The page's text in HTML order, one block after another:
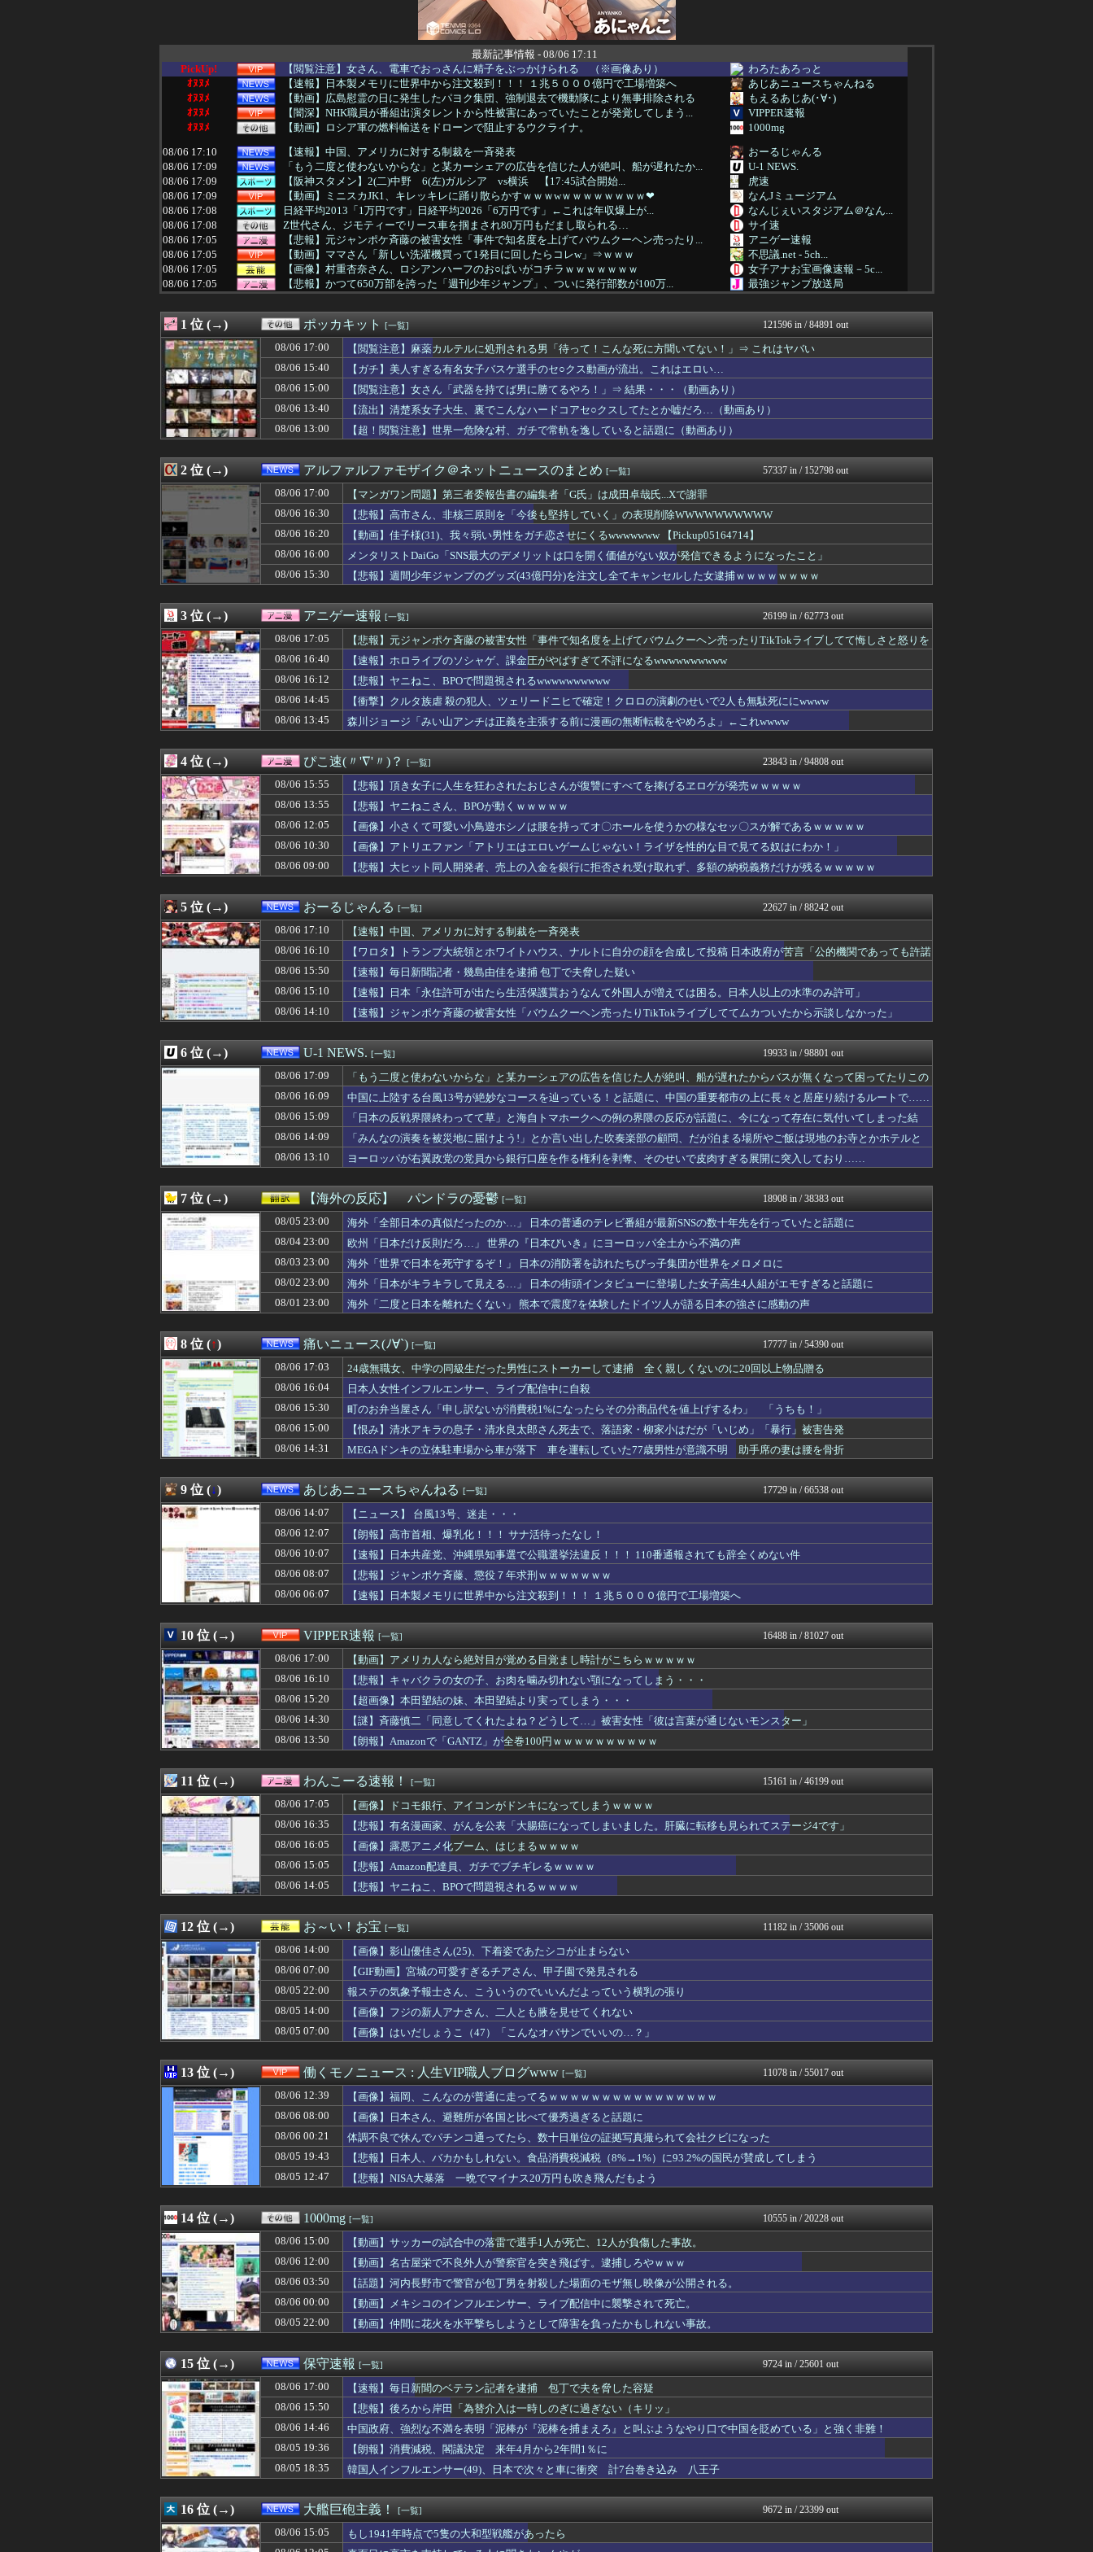
最新記事情報 - 08/06 17:11
PickUp!
【閲覧注意】女さん、電車でおっさんに精子をぶっかけられる （※画像あり）
わろたあろっと
ｵﾇﾇﾒ
【速報】日本製メモリに世界中から注文殺到！！！ １兆５０００億円で工場増築へ
あじあニュースちゃんねる
ｵﾇﾇﾒ
【動画】広島慰霊の日に発生したパヨク集団、強制退去で機動隊により無事排除される
もえるあじあ(･∀･)
ｵﾇﾇﾒ
【闇深】NHK職員が番組出演タレントから性被害にあっていたことが発覚してしまう...
VIPPER速報
ｵﾇﾇﾒ
【動画】ロシア軍の燃料輸送をドローンで阻止するウクライナ。
1000mg
08/06 17:10
【速報】中国、アメリカに対する制裁を一斉発表
おーるじゃんる
08/06 17:09
「もう二度と使わないからな」と某カーシェアの広告を信じた人が絶叫、船が遅れたか...
U-1 NEWS.
08/06 17:09
【阪神スタメン】2(二)中野 6(左)ガルシア vs横浜 【17:45試合開始...
虎速
08/06 17:09
【動画】ミニスカJK1、キレッキレに踊り散らかすｗｗｗwｗｗｗｗｗｗｗｗ❤
なんJミュージアム
08/06 17:08
日経平均2013「1万円です」日経平均2026「6万円です」←これは年収爆上が...
なんじぇいスタジアム＠なん...
08/06 17:08
Z世代さん、ジモティーでリース車を掴まされ80万円もだまし取られる…
サイ速
08/06 17:05
【悲報】元ジャンポケ斉藤の被害女性「事件で知名度を上げてバウムクーヘン売ったり...
アニゲー速報
08/06 17:05
【動画】ママさん「新しい洗濯機買って1発目に回したらコレw」⇒ｗｗｗ
不思議.net - 5ch...
08/06 17:05
【画像】村重杏奈さん、ロシアンハーフのお○ぱいがコチラｗｗｗｗｗｗｗ
女子アナお宝画像速報－5c...
08/06 17:05
【悲報】かつて650万部を誇った「週刊少年ジャンプ」、ついに発行部数が100万...
最強ジャンプ放送局
08/06 17:05
まなみ「伝説で最強のアイドル、玲音ちゃんです！」舞「あ゛？」
えすえすログ
08/06 17:05
【画像】ドコモ銀行、アイコンがドンキになってしまうｗｗｗｗ
わんこーる速報！
08/06 17:04
オフ会で出会った彼と付き合う事になった。だがその数カ月後……たまたま見た身分証...
おにひめちゃんの監視部屋-...
08/06 17:03
24歳無職女、中学の同級生だった男性にストーカーして逮捕 全く親しくないのに2...
痛いニュース(ﾉ∀`)
08/06 17:00
少年ジャンプ、発行部数100万部を割る もう電車でジャンプ読むやつ見ないもんな
08/06 17:00
【艦これ】今から提督に着任するなら皆吹雪初期艦なんだろうか
08/06 17:00
私の誕生日に旦那飲みに行く
おにひめちゃんの監視部屋-...
08/06 17:00
偽警察官「お前を家宅捜索する！自宅に現金があると逮捕されるぞ！」→4億千万円騙...
投資ちゃんねる
08/06 17:00
【マンガワン問題】第三者委報告書の編集者「G氏」は成田卓哉氏...Xで謝罪
08/06 17:00
堤礼実アナ 「朗読劇」ヴィジュアル撮影！！【GIF動画あり】
アナきゃぷ速報
08/06 17:00
【動画】アメリカ人なら絶対目が覚める目覚まし時計がこちらｗｗｗｗｗ
VIPPER速報
08/06 17:00
【悲報】ヤニねこ、BPOで問題視されるwwwwwwwwwwwwwwwwwwww...
08/06 17:00
【ラブライブ！】5回目の金沢一人旅僕流石に寂しくなってくる
コンテンツ・声優 | ラブ...
08/06 17:00
株式投資、若年男性の自信喪失の原因に-6割超が「人生の敗者」自認
みそパンNEWS
08/06 17:00
英語聞き取れなさすぎワロタｗｗ
ふぇー速
08/06 17:00
海外「アメリカ経済やばい説。日本円の安定化に取り組んだのもこれが原因か？」
ガラパゴスジャパン - 海...
08/06 17:00
【速報】毎日新聞のベテラン記者を逮捕 包丁で夫を脅した容疑
保守速報
08/06 17:00
田村真佑『私のDカップをもっと知って』←これ
乃木通 乃木坂46櫻坂46...
08/06 17:00
【閲覧注意】麻薬カルテルに処刑される男「待って！こんな死に方聞いてない！」⇒ ...
ポッカキット
08/06 17:00
このスニーカー買っていい？
ファ板速報
08/06 17:00
DSで遊んだゲームで一番の神ゲーは
カンダタ速報
08/06 16:58
【悲報】横浜DeNAベイスターズの選手写真、geminiｗｗｗｗｗｗｗｗ
なんじぇいスタジアム＠なん...
08/06 16:57
ドラッグストア勤務中。カード払いの商品を現金で返金してほしいと言い張る女性客。...
08/06 16:57
食いつくし系の彼女に冷めたので別れようと思うんだけど、これどう思う？
08/06 16:56
RUELLE、女性誌メディア『arweb』にて新作アクティブウェア6型が掲載
ファ板速報
08/06 16:55
韓国の飲食店で「こぼれたビールを再提供？」…衝撃映像が拡散、衛生管理に批判殺到...
国難にあってもの申す！！
08/06 16:53
【日向坂46】公式からの注意喚起、ヤフートップに掲載される
日向坂46まとめ速報
08/06 16:52
【速報】かっこいいアスリート調査 1位 中村敬斗（サッカー） 2位 高橋藍（バ...
【サッカー まとめ】サカラ...
08/06 16:50
【悲劇】20年間騙し続けた妻…長男は本当の息子じゃなかった。その真実があまりに...
気団まとめ-噫無情-｜嫁・...
08/06 16:50
『あ～〇〇ねぇ～』みたいな言い回しが嫌い。彼女が言った瞬間、イラッときて...
かぞくちゃんねる
08/06 16:48
Lパチスロ 革命機ヴァルヴレイヴ2の公式スマホゲームアプリが配信開始！アプリ独...
スロ板-RUSH
08/06 16:47
【速報】堂本光一さん、左目のコンタクトが曇ってしまったため急遽ステージ上で洗う...
08/06 16:47
お姫様だっこを夢見る肥満な私、プールである子供達に「肥満！」「肥満だ！」と騒が...
おにひめちゃんの監視部屋-...
08/06 16:46
【画像】オタク「実際にプレイしたらわかるけどライザは友達って感じで性的な目では...
異世界転生まとめ速報
08/06 16:46
海外「嘘だろ」4千万円を恐喝した日本人の手口に海外びっくり仰天！（海外の反応）
海外のお前ら 海外の反応
08/06 16:45
底辺高校出身だけど勉強しまくって上位大学に進学した結果w
ふぇー速
08/06 16:45
【画像】超清楚系シンガーソングライター、グラビアが可愛すぎるwwww“虫博士”...
もきゅ速(*´ω`*)人(...
08/06 16:45
岩合さんの猫のポストカードが結構あるの
まぐろとにぼし
08/06 16:45
【画像】ポリコレ卒業のカプコン、スト6に可愛すぎるフィリピン人キャラ実装！
08/06 16:43
30歳以上でアルバイトしてるおっさんの正体ｗｗ
ふぇー速
「みんなで大家さん」約2881億円の債務超過
なんじぇいスタジアム＠なん...
08/06 16:42
熊本･八代港で自衛隊の「病院船」が医療提供開始、診察と薬剤処方…被災者向け大浴...
08/06 16:40
井上和ちゃん、湾岸スタジオで警備員に止められるｗ【乃木坂46】
坂道情報通～乃木坂46まと...
08/06 16:40
【速報】ホロライブのソシャゲ、課金圧がやばすぎて不評になるwwwwwwwwww
アニゲー速報
08/06 16:40
2位『イオン』3位『ヤオコー』【一番お寿司が美味しいと思うスーパー】1位がこち...
スコールちゃんねる｜２ちゃ...
08/06 16:39
友人「冗談じゃん」彼女「やめてよ…」→居酒屋での悪ノリが原因で、なぜか俺まで責...
08/06 16:39
四捨五入したら還暦のリアル婆なのに電車で痴漢に遭った。人に言ったら「自意識過剰...
おにひめちゃんの監視部屋-...
08/06 16:39
アルバイトの教育で悩んでる。その人はマニュアルを暗記して機械のように繰り返すロ...
おうち速報
【悲報】石破茂さん「高市内閣のやり方は強引だ！」支持率下落の理由を指摘 → ﾈ...
政経ワロスまとめニュース♪
08/06 16:38
昔の子育てって、どうやってやっていたんだろうと思うこと
おにひめちゃんの監視部屋-...
08/06 16:36
学びたい分野のある私立大学を第一志望にした。それを担任に伝えたら「お前の言う学...
修羅場ライフ速報
08/06 16:35
【唖然】平成前期のギャルJK「茶髪です。超ミニです。ルーズです。下着はテカテカ...
不思議.net - 5ch...
08/06 16:35
アラフィフ正社員の男性が若い20代の可愛い女の子以外には挨拶をしない
子育てちゃんねる
08/06 16:35
【悲報】有名漫画家、がんを公表「大腸癌になってしまいました。肝臓に転移も見られ...
わんこーる速報！
08/06 16:34
【画像】小学生姫ギャルモデルのりりぴ（12）、最新の姿に「痩せすぎ」「大丈夫？...
筋肉速報
08/06 16:33
【NBA】ラメロ・ボールの旧宅の内部が公開され、独特な内装が話題に
08/06 16:33
料理中に胸元を火傷したので絆創膏を貼った。それを「キスマークを隠してる」と思い...
修羅の華-家庭・生活まとめ
08/06 16:33
美人母「17歳で産んだ子供が高校卒業した」ﾊﾟｼｬｯ←600万いいね
いたしん！
08/06 16:32
【尾田君抹消】中日ファン集合【鵜飼登録】
なんじぇいスタジアム＠なん...
【悲報】桐谷さん「人生かけて7億円貯めたのにガンで死ぬかも。もっと素直に遊べば...
おうまがタイムズ
08/06 16:31
【嗚咽】元嗚咽・・今日もイライラしたわ
気団談
08/06 16:31
【ウマ娘】ルラち、新人が来た時にやることは先ずパンレスだ。
ウマ娘まとめ速報うまろぐ
08/06 16:30
60年代のクラシックマシンで山道を駆け上がるヒルクライムレース『Classic...
PlaySphere | ...
08/06 16:30
4号機ジジイ「どんなノーマルタイプでも下皿はガッチガチがデフォ」←マジで無駄な...
パチンコ・パチスロ.com
08/06 16:30
【困惑】出張中の旦那の車から怪しいダンボール発見！見たらアレが…
08/06 16:30
モンハンワイルズSwitch2版、40fpsと判明
Y速報
08/06 16:30
【公示】DeNA、ビドが1軍登録、マルセリーノは登録抹消されず
08/06 16:30
【悲報】韓国在住日本人女性、ライブ配信で自殺…8万人が閲覧
モッコスヌ〜ン
08/06 16:29
私「お願いだから帰って…」セコママ「いるんでしょ？」→玄関をガチャガチャされ、...
修羅場ハザード -復讐・D...
08/06 16:29
高杉吏麒騎手がが8月6日付でフリーに
ハロン棒ch
08/06 16:29
【悲報】みい山作者「山田≒自分はレイブンクロー、みいちゃんはハッフルパフ(特殊...
漫画まとめ速報
08/06 16:27
【画像】本田望結さん、我々を挑発する
アナ速‐女子アナ画像速報
08/06 16:26
上田は覚醒したら伸び代えげつなさそうだけど時間はかかりそう
まとめロッテ！
08/06 16:25
【悲報】憧れのトイレセックスしたらｗｗｗｗｗｗｗｗｗｗｗwwww
バズッター速報
08/06 16:24
【公示】DeNAO.ビドが一軍昇格 登録抹消は無し
中国製ルーター20機種に外部から完全制御できる機能が仕込まれていたことが判明・...
【セール】Kindleストア｢まとめ買いキャンペーン1週目｣や｢集英社のマンガ...
理想ちゃんねる
08/06 16:20
【動画】佳子様(31)、我々弱い男性をガチ恋させにくるwwwwwww 【Pic...
アルファルファモザイク＠ネ...
08/06 16:20
【朗報】なぜか巨乳しか居ないダンス部が見つかる！
08/06 16:20
【悲報】桑田真澄「今の野球は長打、速いボールばっか」
なんじぇいスタジアム＠なん...
08/06 16:18
【豹変】優しかった彼氏が同棲した瞬間に本性を現した。束縛→DVの毎日。やっとの...
おにひめちゃんの監視部屋-...
08/06 16:16
ガル民になって思ったこと
おにひめちゃんの監視部屋-...
08/06 16:15
未就学児無料のバイキングで、トメが孫の年齢を勝手にサバ読みしようとしてドン引き...
鬼女の宅配便 - 修羅場・...
08/06 16:15
【画像】空調服、なんかエロくなるww
08/06 16:12
【悲報】ヤニねこ、BPOで問題視されるwwwwwwwwww
08/06 16:12
【衝撃】イオンモール爆発事故、『とんでもない事実』が判明してしまう・・・・・・
NEWSまとめもりー｜2c...
08/06 16:12
行為を拒否されて別れた彼女から「結婚して」と言われ受け入れた。だがこの女、ヤバ...
08/06 16:12
ヤニねこ、BPOで審議されるｗｗｗｗｗｗｗｗｗｗｗｗｗ
ゴールデンタイムズ
08/06 16:11
【悲報】菊地亜美さん、マレーシアに移住ｗｗｗｗｗｗｗｗｗｗｗｗｗｗｗｗｗｗｗｗ...
mashlife通信
08/06 16:11
韓国人「日本でヤバい作品ばかりアニメ化してて心配になる…」
海外の万国反応記＠海外の反...
08/06 16:10
【悲報】キャバクラの女の子、お肉を噛み切れない顎になってしまう・・・
VIPPER速報
08/06 16:10
【小心夫】嫁の浮気を知ってもプライドが邪魔で動けない。自力で解決できるか？ww...
気団まとめ-噫無情-｜嫁・...
08/06 16:10
【ホロライブ】ホロドリ石配布渋くね？
08/06 16:10
【朗報】プチプチで有名な川上産業、社名を「プチプチ株式会社」に変更wwwww
なんじぇいスタジアム＠なん...
08/06 16:10
【動画】爆乳地方アナさん、お◯ぱいをバイバイン揺らしてしまうｗｗｗwｗｗｗｗｗ...
なんJミュージアム
08/06 16:10
【画像】NHKさん、可愛すぎる100メートルJKのお尻をモロ映し
【ワロタ】トランプ大統領とホワイトハウス、ナルトに自分の顔を合成して投稿 日本...
【画像】ジムニーの新車、5ドアがガチで完全体すぎるwwwwwww
08/06 16:09
小学生姫ギャルモデルのりりぴ（12）、最新の姿に「痩せすぎ」「大丈夫？」など心...
コノユビニュース｜みんなの...
08/06 16:08
【日本ハム】細野晴希が登録/山縣秀を抹消 6日公示
ファイターズ王国＠日ハムま...
08/06 16:08
【ウマ娘】新しい家族が生えてくる可能性は全然あるからな
ウマ娘まとめ超速報！
08/06 16:08
【速報】韓国警察、大韓サッカー協会を家宅捜索 代表監督選考巡り ・・・
08/06 16:06
向かいの家のツバメの巣を蛇が襲って雛を飲み込もうとした。すると向かいの家の長女...
08/06 16:06
【動画】女子中学生の『チン媚びダンス』が気持ち悪い🤮
まにゅそく 2chまとめニ...
08/06 16:05
【エロゲ】今やってるエロゲ、一番可愛い子が攻略できない致命的なバグがあるっぽい
アニチャット
08/06 16:05
韓国人「韓国が韓国株式の暴落で失ったとんでもない規模の国民年金の金額がこちら…...
08/06 16:05
『ケムコ』とかいうRPG大量生産してる謎のメーカー
08/06 16:05
【画像】露悪アニメ化ブーム、はじまるｗｗｗｗ
わんこーる速報！
08/06 16:05
【画像】∧∨の設定みたいな野球部女子マネージャーが発見されるwwwwww
女子アナお宝画像速報－5c...
08/06 16:05
地下アイドルヲタク歴3ヶ月僕、金と肉体の限界を迎える
V系まとめ速報
08/06 16:04
日本人女性インフルエンサー、ライブ配信中に自殺
08/06 16:03
【画像】ディズニーのおいなり巻（600円）、卑猥すぎて賛否両論ｗｗｗｗｗｗｗｗ...
08/06 16:03
三浪して春から医学生だけど大学生活に馴染めるか不安で咽び泣く
ふぇー速
08/06 16:03
仕事をするほど家計が赤字になるので夫に専業主夫になってほしいと頼んだ。しかし「...
修羅の華-家庭・生活まとめ
08/06 16:03
【試合結果】日本ハム2軍vsハヤテ 5-4｜ファーム交流戦7回戦｜個人成績｜8...
ファイターズ王国＠日ハムま...
08/06 16:03
【豊臣兄弟！】敵を鼓舞してしまったではないか・・・？
08/06 16:02
※月光蝶が木星まで届くって本当なのか？
GUNDAM.LOG｜ガン...
08/06 16:02
格ゲーとレースゲーがオワコンになった理由
mutyunのゲーム+αブ...
08/06 16:01
充電ケーブルってさ
PCパーツまとめ
08/06 16:01
【速報】熊本イオンモール、爆発の原因は『これ』の可能性
凹凸ちゃんねる 発達障害・...
08/06 16:01
【AI】AI普及でデザイン業の倒産が前年比2.7倍に 「独自性なき企業は淘汰」...
08/06 16:01
【朗報】大人気漫画「GANTZ」がAmazonでなんと全巻100円ｗｗｗｗｗｗ
08/06 16:00
【日向坂46】三期生ライブ、恐ろしく早い完売・・・
日向坂46まとめもり～
08/06 16:00
カレー味のポテチがない理由wwwww
明日は何を食べようか
08/06 16:00
韓国人「日本には韓国みたいなドラッグストアがないので韓国が羨ましくて羨ましくて...
08/06 16:00
【トイペ】トイレ紙の輸入が4割増 中国製が拡大、国内品の値上げの壁に
08/06 16:00
【朗報】へずまりゅう、熊本被災地でボランティア活動をして皆を笑顔にするｗｗｗｗ...
キニ速
08/06 16:00
道の駅に野菜や果物出荷してるんやけど「こういうの欲しい」とかある？ バイク速報
1 位 (→) ポッカキット [一覧] 121596 in / 84891 out
08/06 17:00
【閲覧注意】麻薬カルテルに処刑される男「待って！こんな死に方聞いてない！」⇒ これはヤバい
08/06 15:40
【ガチ】美人すぎる有名女子バスケ選手のセ○クス動画が流出。これはエロい…
08/06 15:00
【閲覧注意】女さん「武器を持てば男に勝てるやろ！」⇒ 結果・・・（動画あり）
08/06 13:40
【流出】清楚系女子大生、裏でこんなハードコアセ○クスしてたとか嘘だろ…（動画あり）
08/06 13:00
【超！閲覧注意】世界一危険な村、ガチで常軌を逸していると話題に（動画あり）
2 位 (→) アルファルファモザイク＠ネットニュースのまとめ [一覧] 57337 in / 152798 out
08/06 17:00
【マンガワン問題】第三者委報告書の編集者「G氏」は成田卓哉氏...Xで謝罪
08/06 16:30
【悲報】高市さん、非核三原則を「今後も堅持していく」の表現削除WWWWWWWWWW
08/06 16:20
【動画】佳子様(31)、我々弱い男性をガチ恋させにくるwwwwwww 【Pickup05164714】
08/06 16:00
メンタリストDaiGo「SNS最大のデメリットは口を開く価値がない奴が発信できるようになったこと」
08/06 15:30
【悲報】週間少年ジャンプのグッズ(43億円分)を注文し全てキャンセルした女逮捕ｗｗｗｗｗｗｗｗ
3 位 (→) アニゲー速報 [一覧] 26199 in / 62773 out
08/06 17:05
【悲報】元ジャンポケ斉藤の被害女性「事件で知名度を上げてバウムクーヘン売ったりTikTokライブしてて悔しさと怒りを
感じた」
08/06 16:40
【速報】ホロライブのソシャゲ、課金圧がやばすぎて不評になるwwwwwwwwww
08/06 16:12
【悲報】ヤニねこ、BPOで問題視されるwwwwwwwwww
08/06 14:45
【衝撃】クルタ族虐 殺の犯人、ツェリードニヒで確定！クロロの演劇のせいで2人も無駄死ににwwww
08/06 13:45
森川ジョージ「みい山アンチは正義を主張する前に漫画の無断転載をやめろよ」←これwwww
4 位 (→) ぴこ速(〃'∇'〃)？ [一覧] 23843 in / 94808 out
08/06 15:55
【悲報】頂き女子に人生を狂わされたおじさんが復讐にすべてを捧げるヱロゲが発売ｗｗｗｗｗ
08/06 13:55
【悲報】ヤニねこさん、BPOが動くｗｗｗｗｗ
08/06 12:05
【画像】小さくて可愛い小鳥遊ホシノは腰を持ってオ〇ホールを使うかの様なセッ〇スが解であるｗｗｗｗｗ
08/06 10:30
【画像】アトリエファン「アトリエはエロいゲームじゃない！ライザを性的な目で見てる奴はにわか！」
08/06 09:00
【悲報】大ヒット同人開発者、売上の入金を銀行に拒否され受け取れず、多額の納税義務だけが残るｗｗｗｗｗ
5 位 (→) おーるじゃんる [一覧] 22627 in / 88242 out
08/06 17:10
【速報】中国、アメリカに対する制裁を一斉発表
08/06 16:10
【ワロタ】トランプ大統領とホワイトハウス、ナルトに自分の顔を合成して投稿 日本政府が苦言「公的機関であっても許諾
が必要」
08/06 15:50
【速報】毎日新聞記者・幾島由佳を逮捕 包丁で夫脅した疑い
08/06 15:10
【速報】日本「永住許可が出たら生活保護貰おうなんて外国人が増えては困る。日本人以上の水準のみ許可」
08/06 14:10
【速報】ジャンポケ斉藤の被害女性「バウムクーヘン売ったりTikTokライブしててムカついたから示談しなかった」
6 位 (→) U-1 NEWS. [一覧] 19933 in / 98801 out
08/06 17:09
「もう二度と使わないからな」と某カーシェアの広告を信じた人が絶叫、船が遅れたからバスが無くなって困ってたりこの
看板が…
08/06 16:09
中国に上陸する台風13号が絶妙なコースを辿っている！と話題に、中国の重要都市の上に長々と居座り続けるルートで……
08/06 15:09
「日本の反戦界隈終わってて草」と海自トマホークへの例の界隈の反応が話題に、今になって存在に気付いてしまった結
果……
08/06 14:09
「みんなの演奏を被災地に届けよう!」とか言い出した吹奏楽部の顧問、だが泊まる場所やご飯は現地のお寺とかホテルと
か……
08/06 13:10 ヨーロッパが右翼政党の党員から銀行口座を作る権利を剥奪、そのせいで皮肉すぎる展開に突入しており……
7 位 (→) 【海外の反応】 パンドラの憂鬱 [一覧] 18908 in / 38383 out
08/05 23:00
海外「全部日本の真似だったのか…」 日本の普通のテレビ番組が最新SNSの数十年先を行っていたと話題に
08/04 23:00
欧州「日本だけ反則だろ…」 世界の『日本びいき』にヨーロッパ全土から不満の声
08/03 23:00
海外「世界で日本を死守するぞ！」 日本の消防署を訪れたちびっ子集団が世界をメロメロに
08/02 23:00
海外「日本がキラキラして見える…」 日本の街頭インタビューに登場した女子高生4人組がエモすぎると話題に
08/01 23:00
海外「二度と日本を離れたくない」 熊本で震度7を体験したドイツ人が語る日本の強さに感動の声
8 位 (↑) 痛いニュース(ﾉ∀`) [一覧] 17777 in / 54390 out
08/06 17:03
24歳無職女、中学の同級生だった男性にストーカーして逮捕 全く親しくないのに20回以上物品贈る
08/06 16:04
日本人女性インフルエンサー、ライブ配信中に自殺
08/06 15:30
町のお弁当屋さん「申し訳ないが消費税1%になったらその分商品代を値上げするわ」 「うちも！」
08/06 15:00
【恨み】清水アキラの息子・清水良太郎さん死去で、落語家・柳家小はだが「いじめ」「暴行」被害告発
08/06 14:31
MEGAドンキの立体駐車場から車が落下 車を運転していた77歳男性が意識不明 助手席の妻は腰を骨折
9 位 (↓) あじあニュースちゃんねる [一覧] 17729 in / 66538 out
08/06 14:07
【ニュース】 台風13号、迷走・・・
08/06 12:07
【朗報】高市首相、爆乳化！！！ サナ活待ったなし！
08/06 10:07
【速報】日本共産党、沖縄県知事選で公職選挙法違反！！！ 110番通報されても辞全くめない件
08/06 08:07
【悲報】ジャンポケ斉藤、懲役７年求刑ｗｗｗｗｗｗｗ
08/06 06:07
【速報】日本製メモリに世界中から注文殺到！！！ １兆５０００億円で工場増築へ
10 位 (→) VIPPER速報 [一覧] 16488 in / 81027 out
08/06 17:00
【動画】アメリカ人なら絶対目が覚める目覚まし時計がこちらｗｗｗｗｗ
08/06 16:10
【悲報】キャバクラの女の子、お肉を噛み切れない顎になってしまう・・・
08/06 15:20
【超画像】本田望結の妹、本田望結より実ってしまう・・・
08/06 14:30
【謎】斉藤慎二「同意してくれたよね？どうして…」被害女性「彼は言葉が通じないモンスター」
08/06 13:50
【朗報】Amazonで「GANTZ」が全巻100円ｗｗｗｗｗｗｗｗｗｗ
11 位 (→) わんこーる速報！ [一覧] 15161 in / 46199 out
08/06 17:05
【画像】ドコモ銀行、アイコンがドンキになってしまうｗｗｗｗ
08/06 16:35
【悲報】有名漫画家、がんを公表「大腸癌になってしまいました。肝臓に転移も見られてステージ4です」
08/06 16:05
【画像】露悪アニメ化ブーム、はじまるｗｗｗｗ
08/06 15:05
【悲報】Amazon配達員、ガチでブチギレるｗｗｗｗ
08/06 14:05
【悲報】ヤニねこ、BPOで問題視されるｗｗｗｗ
12 位 (→) お～い！お宝 [一覧] 11182 in / 35006 out
08/06 14:00
【画像】影山優佳さん(25)、下着姿であたシコが止まらない
08/06 07:00
【GIF動画】宮城の可愛すぎるチアさん、甲子園で発見される
08/05 22:00
報ステの気象予報士さん、こういうのでいいんだよっていう横乳の張り
08/05 14:00
【画像】フジの新人アナさん、二人とも腋を見せてくれない
08/05 07:00
【画像】はいだしょうこ（47）「こんなオバサンでいいの…？」
13 位 (→) 働くモノニュース : 人生VIP職人ブログwww [一覧] 11078 in / 55017 out
08/06 12:39
【画像】福岡、こんなのが普通に走ってるｗｗｗｗｗｗｗｗｗｗｗｗｗｗｗｗ
08/06 08:00
【画像】日本さん、避難所が各国と比べて優秀過ぎると話題に
08/06 00:21
体調不良で休んでパチンコ通ってたら、数十日単位の証拠写真撮られて会社クビになった
08/05 19:43
【悲報】日本人、バカかもしれない。食品消費税減税（8%→1%）に93.2%の国民が賛成してしまう
08/05 12:47
【悲報】NISA大暴落 一晩でマイナス20万円も吹き飛んだもよう
14 位 (→) 1000mg [一覧] 10555 in / 20228 out
08/06 15:00
【動画】サッカーの試合中の落雷で選手1人が死亡、12人が負傷した事故。
08/06 12:00
【動画】名古屋栄で不良外人が警察官を突き飛ばす。逮捕しろやｗｗｗ
08/06 03:50
【話題】河内長野市で警官が包丁男を射殺した場面のモザ無し映像が公開される。
08/06 00:00
【動画】メキシコのインフルエンサー、ライブ配信中に襲撃されて死亡。
08/05 22:00
【動画】仲間に花火を水平撃ちしようとして障害を負ったかもしれない事故。
15 位 (→) 保守速報 [一覧] 9724 in / 25601 out
08/06 17:00
【速報】毎日新聞のベテラン記者を逮捕 包丁で夫を脅した容疑
08/06 15:50
【悲報】後ろから岸田「為替介入は一時しのぎに過ぎない（キリッ」
08/06 14:46
中国政府、強烈な不満を表明「泥棒が『泥棒を捕まえろ』と叫ぶようなやり口で中国を貶めている」と強く非難！
08/05 19:36
【朗報】消費減税、閣議決定 来年4月から2年間1％に
08/05 18:35
韓国人インフルエンサー(49)、日本で次々と車に衝突 計7台巻き込み 八王子
16 位 (→) 大艦巨砲主義！ [一覧] 9672 in / 23399 out
08/06 15:05
もし1941年時点で5隻の大和型戦艦があったら